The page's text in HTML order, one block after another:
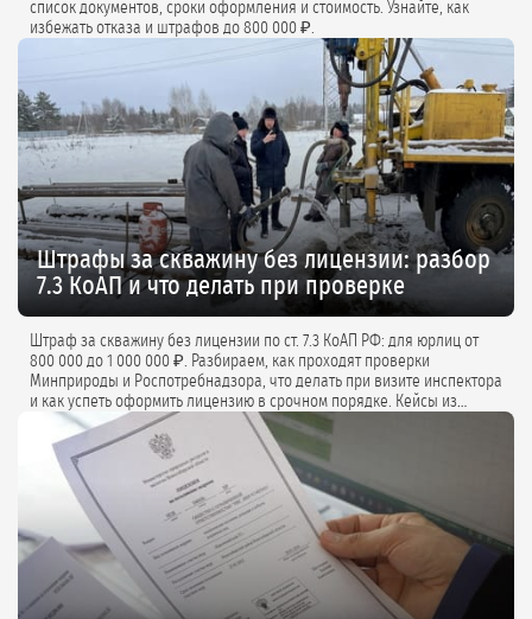
список документов, сроки оформления и стоимость. Узнайте, как
избежать отказа и штрафов до 800 000 ₽.
Штрафы за скважину без лицензии: разбор
7.3 КоАП и что делать при проверке
Штраф за скважину без лицензии по ст. 7.3 КоАП РФ: для юрлиц от
800 000 до 1 000 000 ₽. Разбираем, как проходят проверки
Минприроды и Роспотребнадзора, что делать при визите инспектора
и как успеть оформить лицензию в срочном порядке. Кейсы из
практики и советы экспертов.